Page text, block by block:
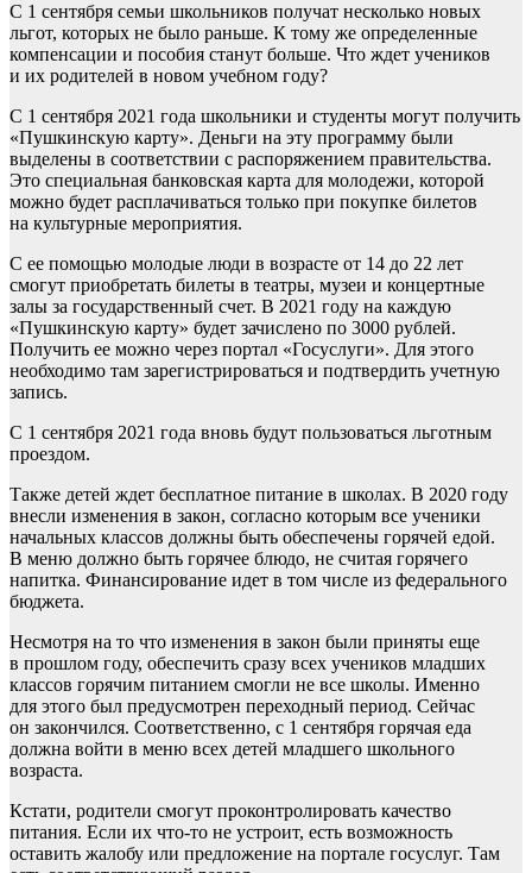
С 1 сентября семьи школьников получат несколько новых
льгот, которых не было раньше. К тому же определенные
компенсации и пособия станут больше. Что ждет учеников
и их родителей в новом учебном году?
С 1 сентября 2021 года школьники и студенты могут получить
«Пушкинскую карту». Деньги на эту программу были
выделены в соответствии с распоряжением правительства.
Это специальная банковская карта для молодежи, которой
можно будет расплачиваться только при покупке билетов
на культурные мероприятия.
С ее помощью молодые люди в возрасте от 14 до 22 лет
смогут приобретать билеты в театры, музеи и концертные
залы за государственный счет. В 2021 году на каждую
«Пушкинскую карту» будет зачислено по 3000 рублей.
Получить ее можно через портал «Госуслуги». Для этого
необходимо там зарегистрироваться и подтвердить учетную
запись.
С 1 сентября 2021 года вновь будут пользоваться льготным
проездом.
Также детей ждет бесплатное питание в школах. В 2020 году
внесли изменения в закон, согласно которым все ученики
начальных классов должны быть обеспечены горячей едой.
В меню должно быть горячее блюдо, не считая горячего
напитка. Финансирование идет в том числе из федерального
бюджета.
Несмотря на то что изменения в закон были приняты еще
в прошлом году, обеспечить сразу всех учеников младших
классов горячим питанием смогли не все школы. Именно
для этого был предусмотрен переходный период. Сейчас
он закончился. Соответственно, с 1 сентября горячая еда
должна войти в меню всех детей младшего школьного
возраста.
Кстати, родители смогут проконтролировать качество
питания. Если их что-то не устроит, есть возможность
оставить жалобу или предложение на портале госуслуг. Там